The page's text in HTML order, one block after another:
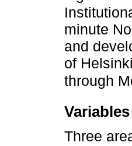
minute
and
of
through
Variables
Three